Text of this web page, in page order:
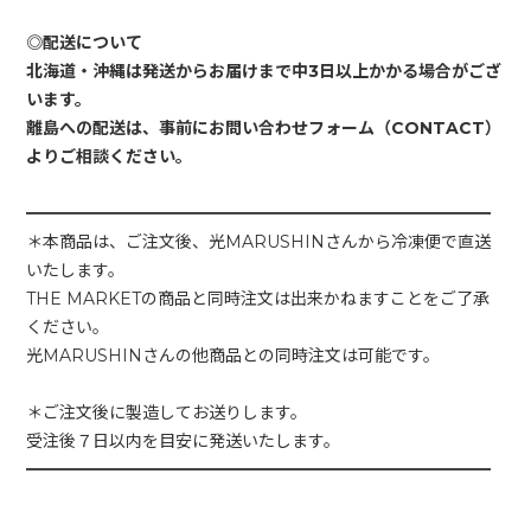
◎配送について
北海道・沖縄は発送からお届けまで中3日以上かかる場合がござ
います。
離島への配送は、事前にお問い合わせフォーム（CONTACT）
━━━━━━━━━━━━━━━━━━━━━━━━━━━━
＊本商品は、ご注文後、光MARUSHINさんから冷凍便で直送
いたします。
THE MARKETの商品と同時注文は出来かねますことをご了承
ください。
光MARUSHINさんの他商品との同時注文は可能です。
＊ご注文後に製造してお送りします。
受注後７日以内を目安に発送いたします。
━━━━━━━━━━━━━━━━━━━━━━━━━━━━